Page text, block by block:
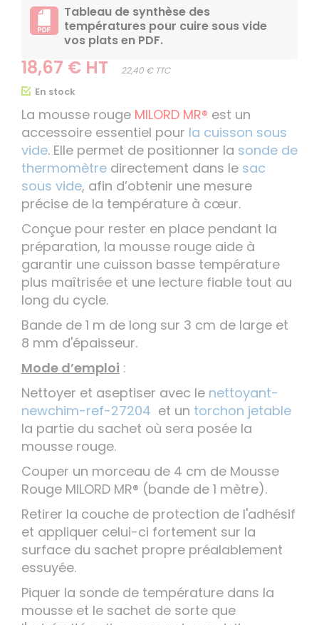
Tableau de synthèse des
températures pour cuire sous vide
vos plats en PDF.
18,67 € HT 22,40 € TTC
En stock
La mousse rouge MILORD MR® est un
accessoire essentiel pour la cuisson sous
vide. Elle permet de positionner la sonde de
thermomètre directement dans le sac
sous vide, afin d’obtenir une mesure
précise de la température à cœur.
Conçue pour rester en place pendant la
préparation, la mousse rouge aide à
garantir une cuisson basse température
plus maîtrisée et une lecture fiable tout au
long du cycle.
Bande de 1 m de long sur 3 cm de large et
8 mm d'épaisseur.
Mode d’emploi :
Nettoyer et aseptiser avec le nettoyant-
newchim-ref-27204 et un torchon jetable
la partie du sachet où sera posée la
mousse rouge.
Couper un morceau de 4 cm de Mousse
Rouge MILORD MR® (bande de 1 mètre).
Retirer la couche de protection de l'adhésif
et appliquer celui-ci fortement sur la
surface du sachet propre préalablement
essuyée.
Piquer la sonde de température dans la
mousse et le sachet de sorte que